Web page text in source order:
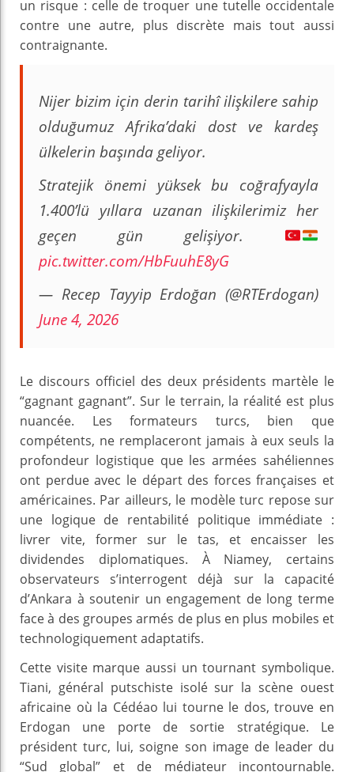
un risque : celle de troquer une tutelle occidentale
contre une autre, plus discrète mais tout aussi
contraignante.
Nijer bizim için derin tarihî ilişkilere sahip
olduğumuz Afrika’daki dost ve kardeş
ülkelerin başında geliyor.
Stratejik önemi yüksek bu coğrafyayla
1.400’lü yıllara uzanan ilişkilerimiz her
geçen gün gelişiyor.
pic.twitter.com/HbFuuhE8yG
— Recep Tayyip Erdoğan (@RTErdogan)
June 4, 2026
Le discours officiel des deux présidents martèle le
“gagnant gagnant”. Sur le terrain, la réalité est plus
nuancée. Les formateurs turcs, bien que
compétents, ne remplaceront jamais à eux seuls la
profondeur logistique que les armées sahéliennes
ont perdue avec le départ des forces françaises et
américaines. Par ailleurs, le modèle turc repose sur
une logique de rentabilité politique immédiate :
livrer vite, former sur le tas, et encaisser les
dividendes diplomatiques. À Niamey, certains
observateurs s’interrogent déjà sur la capacité
d’Ankara à soutenir un engagement de long terme
face à des groupes armés de plus en plus mobiles et
technologiquement adaptatifs.
Cette visite marque aussi un tournant symbolique.
Tiani, général putschiste isolé sur la scène ouest
africaine où la Cédéao lui tourne le dos, trouve en
Erdogan une porte de sortie stratégique. Le
président turc, lui, soigne son image de leader du
“Sud global” et de médiateur incontournable.